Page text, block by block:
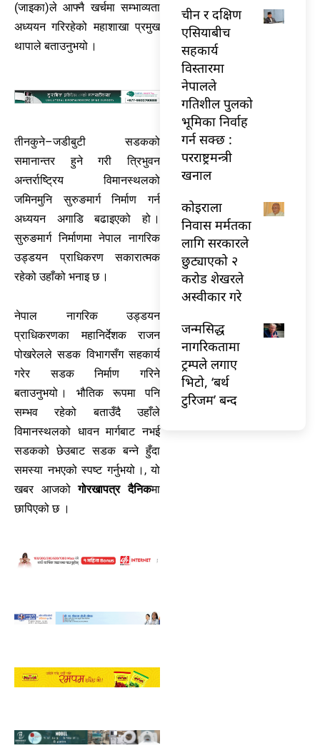
(जाइका)ले आफ्नै खर्चमा सम्भाव्यता
अध्ययन गरिरहेको महाशाखा प्रमुख
थापाले बताउनुभयो ।
तीनकुने–जडीबुटी सडकको
समानान्तर हुने गरी त्रिभुवन
अन्तर्राष्ट्रिय विमानस्थलको
जमिनमुनि सुरुङमार्ग निर्माण गर्न
अध्ययन अगाडि बढाइएको हो ।
सुरुङमार्ग निर्माणमा नेपाल नागरिक
उड्डयन प्राधिकरण सकारात्मक
रहेको उहाँको भनाइ छ ।
नेपाल नागरिक उड्डयन
प्राधिकरणका महानिर्देशक राजन
पोखरेलले सडक विभागसँग सहकार्य
गरेर सडक निर्माण गरिने
बताउनुभयो । भौतिक रूपमा पनि
सम्भव रहेको बताउँदै उहाँले
विमानस्थलको धावन मार्गबाट नभई
सडकको छेउबाट सडक बन्ने हुँदा
समस्या नभएको स्पष्ट गर्नुभयो ।, यो
खबर आजकोगोरखापत्र दैनिकमा
छापिएको छ ।
चीन र दक्षिण
एसियाबीच
सहकार्य
विस्तारमा
नेपालले
गतिशील पुलको
भूमिका निर्वाह
गर्न सक्छ :
परराष्ट्रमन्त्री
खनाल
कोइराला
निवास मर्मतका
लागि सरकारले
छुट्याएको २
करोड शेखरले
अस्वीकार गरे
जन्मसिद्ध
नागरिकतामा
ट्रम्पले लगाए
भिटो, ‘बर्थ
टुरिजम’ बन्द